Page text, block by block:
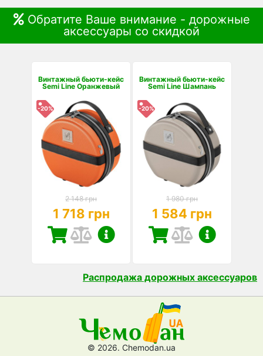
Обратите Ваше внимание - дорожные
аксессуары со скидкой
Винтажный бьюти-кейс
Semi Line Оранжевый
-20%
2 148 грн
1 718 грн
Винтажный бьюти-кейс
Semi Line Шампань
-20%
1 980 грн
1 584 грн
Распродажа дорожных аксессуаров
© 2026. Chemodan.ua